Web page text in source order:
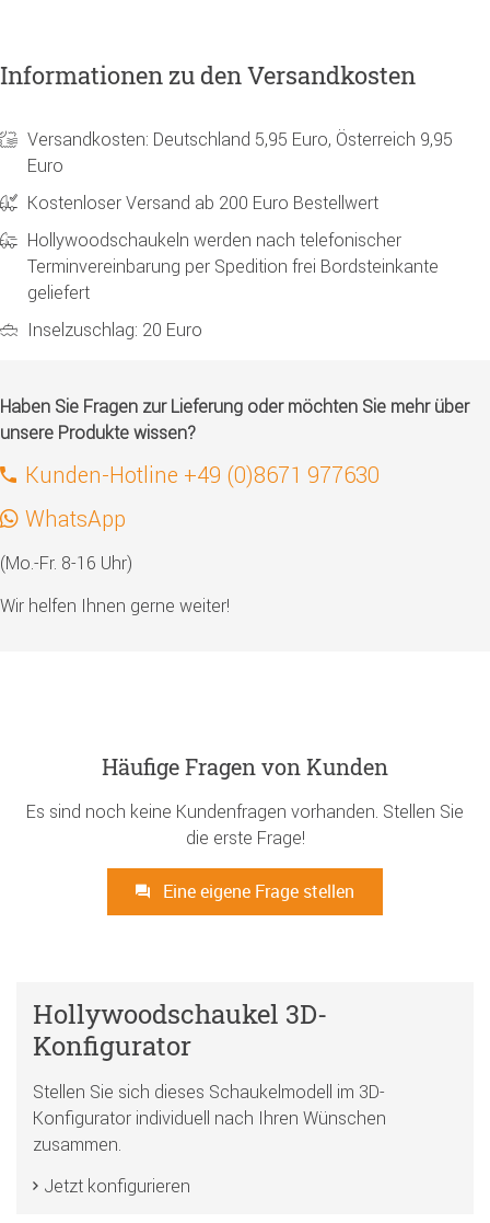
Informationen zu den Versandkosten
Versandkosten: Deutschland 5,95 Euro, Österreich 9,95
Euro
Kostenloser Versand ab 200 Euro Bestellwert
Hollywoodschaukeln werden nach telefonischer
Terminvereinbarung per Spedition frei Bordsteinkante
geliefert
Inselzuschlag: 20 Euro
Haben Sie Fragen zur Lieferung oder möchten Sie mehr über
unsere Produkte wissen?
Kunden-Hotline +49 (0)8671 977630
WhatsApp
(Mo.-Fr. 8-16 Uhr)
Wir helfen Ihnen gerne weiter!
Häufige Fragen von Kunden
Es sind noch keine Kundenfragen vorhanden. Stellen Sie
die erste Frage!
Eine eigene Frage stellen
Hollywoodschaukel 3D-
Konfigurator
Stellen Sie sich dieses Schaukelmodell im 3D-
Konfigurator individuell nach Ihren Wünschen
zusammen.
Jetzt konfigurieren